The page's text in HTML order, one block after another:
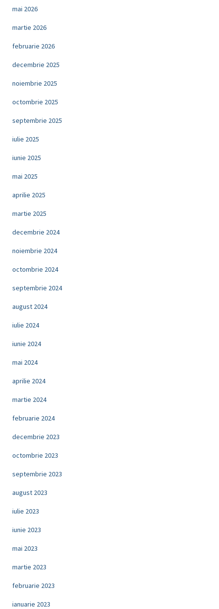
mai 2026
martie 2026
februarie 2026
decembrie 2025
noiembrie 2025
octombrie 2025
septembrie 2025
iulie 2025
iunie 2025
mai 2025
aprilie 2025
martie 2025
decembrie 2024
noiembrie 2024
octombrie 2024
septembrie 2024
august 2024
iulie 2024
iunie 2024
mai 2024
aprilie 2024
martie 2024
februarie 2024
decembrie 2023
octombrie 2023
septembrie 2023
august 2023
iulie 2023
iunie 2023
mai 2023
martie 2023
februarie 2023
ianuarie 2023